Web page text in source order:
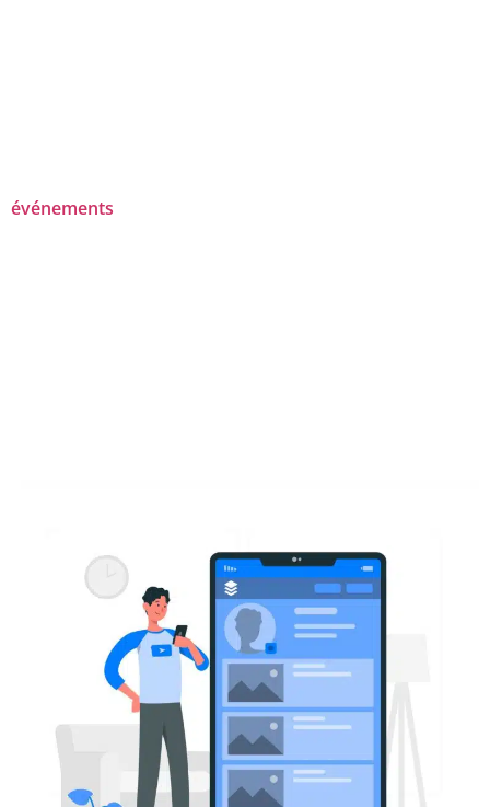
événements